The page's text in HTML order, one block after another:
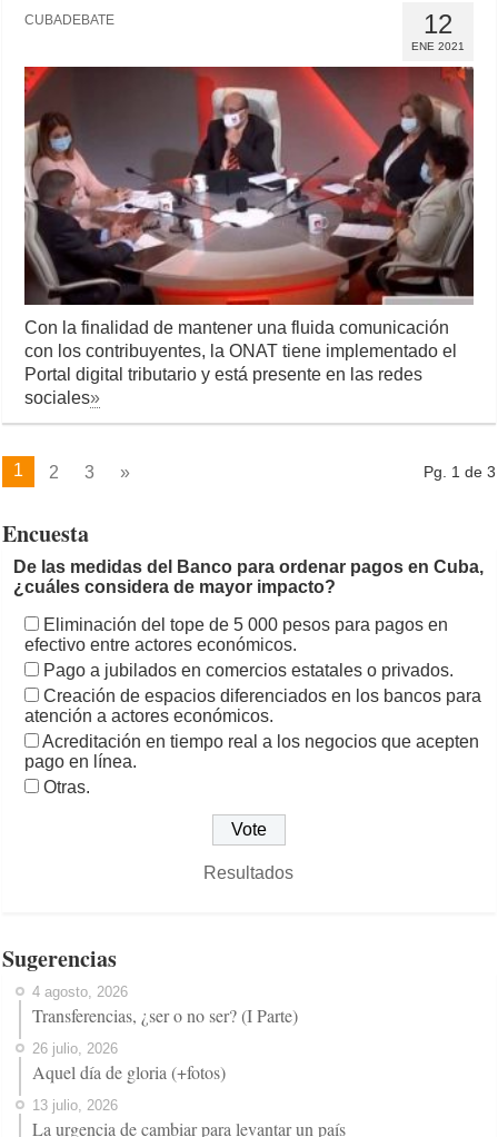
12
ENE 2021
CUBADEBATE
Con la finalidad de mantener una fluida comunicación
con los contribuyentes, la ONAT tiene implementado el
Portal digital tributario y está presente en las redes
sociales»
Pg. 1 de 3
1 2 3 »
Encuesta
De las medidas del Banco para ordenar pagos en Cuba,
¿cuáles considera de mayor impacto?
Eliminación del tope de 5 000 pesos para pagos en
efectivo entre actores económicos.
Pago a jubilados en comercios estatales o privados.
Creación de espacios diferenciados en los bancos para
atención a actores económicos.
Acreditación en tiempo real a los negocios que acepten
pago en línea.
Otras.
Resultados
Sugerencias
4 agosto, 2026
Transferencias, ¿ser o no ser? (I Parte)
26 julio, 2026
Aquel día de gloria (+fotos)
13 julio, 2026
La urgencia de cambiar para levantar un país